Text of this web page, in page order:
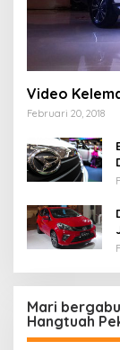
Video
Februari 20, 2018
Mari
Hangtuah